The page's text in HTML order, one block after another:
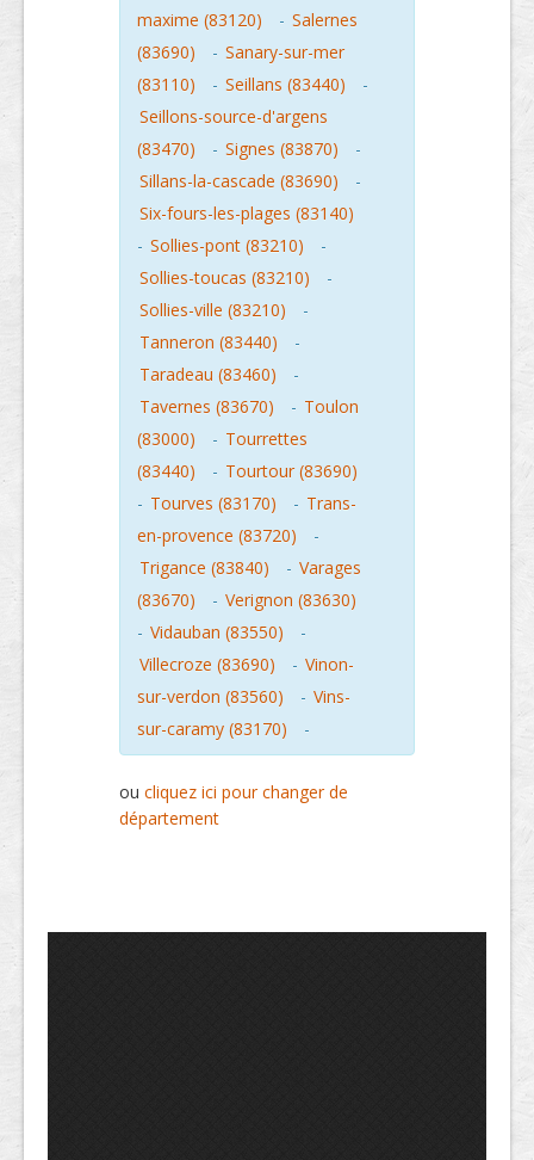
maxime (83120)
- Salernes
(83690)
- Sanary-sur-mer
(83110)
- Seillans (83440)
-
Seillons-source-d'argens
(83470)
- Signes (83870)
-
Sillans-la-cascade (83690)
-
Six-fours-les-plages (83140)
- Sollies-pont (83210)
-
Sollies-toucas (83210)
-
Sollies-ville (83210)
-
Tanneron (83440)
-
Taradeau (83460)
-
Tavernes (83670)
- Toulon
(83000)
- Tourrettes
(83440)
- Tourtour (83690)
- Tourves (83170) - Trans-
en-provence (83720)
-
Trigance (83840)
- Varages
(83670)
- Verignon (83630)
- Vidauban (83550)
-
Villecroze (83690)
- Vinon-
sur-verdon (83560)
- Vins-
sur-caramy (83170)
-
ou cliquez ici pour changer de
département